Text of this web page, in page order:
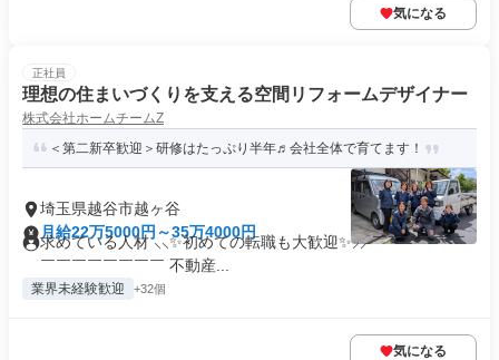
気になる
正社員
理想の住まいづくりを支える空間リフォームデザイナー
株式会社ホームチームZ
＜第二新卒歓迎＞研修はたっぷり半年♬会社全体で育てます！
埼玉県越谷市越ヶ谷
月給22万5000円～35万4000円
求めている人材 ⸜⸜✨初めての転職も大歓迎✨⸝⸝ ￣￣￣￣￣￣
￣￣￣￣￣￣￣￣ 不動産...
業界未経験歓迎 +32個
気になる